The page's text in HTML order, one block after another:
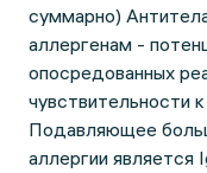
суммарно)
аллергенам -
опосредованных
чувствительности
Подавляющее
аллергии является